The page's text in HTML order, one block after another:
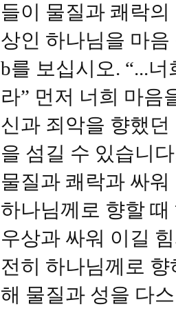
들이 물질과 쾌락
상인 하나님을 마
b를 보십시오. “...
라” 먼저 너희 마음
신과 죄악을 향했
을 섬길 수 있습니
물질과 쾌락과 싸
하나님께로 향할
우상과 싸워 이길
전히 하나님께로
해 물질과 성을 다